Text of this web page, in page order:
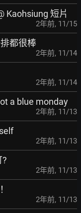
Kaohsiung 短片
2年前, 11/15
都很棒
2年前, 11/14
2年前, 11/14
a blue monday
2年前, 11/13
2年前, 11/13
2年前, 11/13
2年前, 11/13